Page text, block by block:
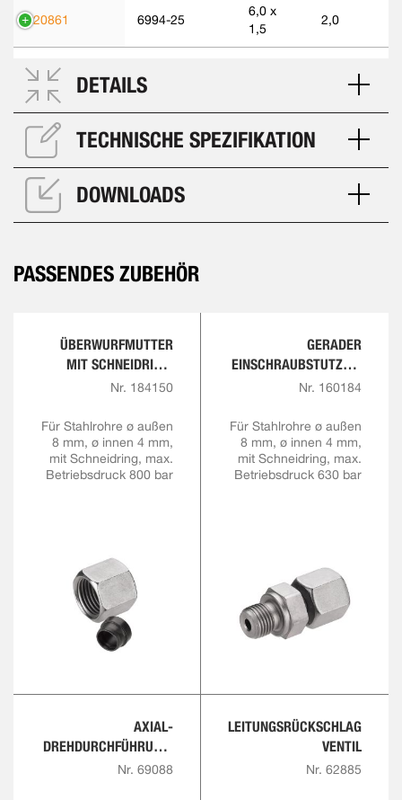
320861 6994-25
6,0 x
1,5
2,0
DETAILS
TECHNISCHE SPEZIFIKATION
DOWNLOADS
PASSENDES ZUBEHÖR
ÜBERWURFMUTTER
MIT SCHNEIDRING,
SCHWERE REIHE
Nr. 184150
Für Stahlrohre ø außen
8 mm, ø innen 4 mm,
mit Schneidring, max.
Betriebsdruck 800 bar
GERADER
EINSCHRAUBSTUTZEN,
SCHWERE REIHE
Nr. 160184
Für Stahlrohre ø außen
8 mm, ø innen 4 mm,
mit Schneidring, max.
Betriebsdruck 630 bar
AXIAL-
DREHDURCHFÜHRUNG,
EINADRIG
Nr. 69088
LEITUNGSRÜCKSCHLAG
VENTIL
Nr. 62885